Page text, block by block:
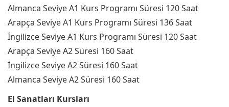
Almanca Seviye A1 Kurs Programı Süresi 120 Saat
Arapça Seviye A1 Kurs Programı Süresi 136 Saat
İngilizce Seviye A1 Kurs Programı Süresi 120 Saat
Arapça Seviye A2 Süresi 160 Saat
İngilizce Seviye A2 Süresi 160 Saat
Almanca Seviye A2 Süresi 160 Saat
El Sanatları Kursları